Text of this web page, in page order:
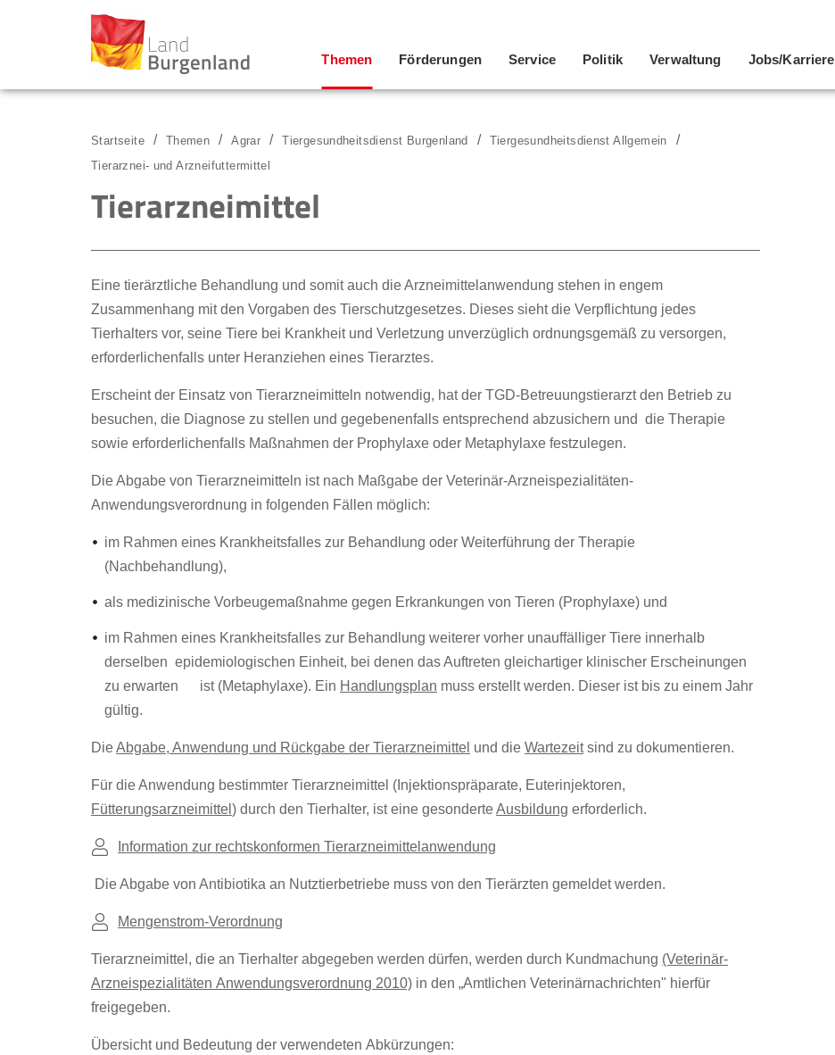
Zum Inhalt
Zum Menü
Zur Suche
Themen Förderungen Service Politik Verwaltung Jobs/Karriere
Startseite Themen Agrar Tiergesundheitsdienst Burgenland
Tiergesundheitsdienst Allgemein
Tierarznei- und Arzneifuttermittel
Tierarzneimittel
Eine tierärztliche Behandlung und somit auch die Arzneimittelanwendung stehen in engem
Zusammenhang mit den Vorgaben des Tierschutzgesetzes. Dieses sieht die Verpflichtung jedes
Tierhalters vor, seine Tiere bei Krankheit und Verletzung unverzüglich ordnungsgemäß zu versorgen,
erforderlichenfalls unter Heranziehen eines Tierarztes.
Erscheint der Einsatz von Tierarzneimitteln notwendig, hat der TGD-Betreuungstierarzt den Betrieb zu
besuchen, die Diagnose zu stellen und gegebenenfalls entsprechend abzusichern und die Therapie
sowie erforderlichenfalls Maßnahmen der Prophylaxe oder Metaphylaxe festzulegen.
Die Abgabe von Tierarzneimitteln ist nach Maßgabe der Veterinär-Arzneispezialitäten-
Anwendungsverordnung in folgenden Fällen möglich:
im Rahmen eines Krankheitsfalles zur Behandlung oder Weiterführung der Therapie
(Nachbehandlung),
als medizinische Vorbeugemaßnahme gegen Erkrankungen von Tieren (Prophylaxe) und
im Rahmen eines Krankheitsfalles zur Behandlung weiterer vorher unauffälliger Tiere innerhalb
derselben epidemiologischen Einheit, bei denen das Auftreten gleichartiger klinischer Erscheinungen
zu erwarten ist (Metaphylaxe). Ein Handlungsplan muss erstellt werden. Dieser ist bis zu einem Jahr
gültig.
DieAbgabe, Anwendung und Rückgabe der Tierarzneimittel und die Wartezeitsind zu dokumentieren.
Für die Anwendung bestimmter Tierarzneimittel (Injektionspräparate, Euterinjektoren,
Fütterungsarzneimittel ) durch den Tierhalter, ist eine gesonderteAusbildung erforderlich.
Information zur rechtskonformen Tierarzneimittelanwendung
Die Abgabe von Antibiotika an Nutztierbetriebe muss von den Tierärzten gemeldet werden.
Mengenstrom-Verordnung
Tierarzneimittel, die an Tierhalter abgegeben werden dürfen, werden durch Kundmachung (Veterinär-
Arzneispezialitäten Anwendungsverordnung 2010) in den „Amtlichen Veterinärnachrichten" hierfür
freigegeben.
Übersicht und Bedeutung der verwendeten Abkürzungen: